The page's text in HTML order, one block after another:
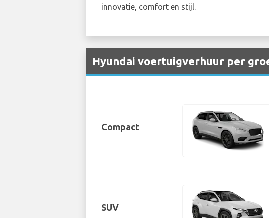
innovatie, comfort en stijl.
Hyundai voertuigverhuur per
Compact
SUV